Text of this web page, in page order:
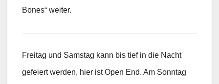
Bones“ weiter.
Freitag und Samstag kann bis tief in die Nacht
gefeiert werden, hier ist Open End. Am Sonntag